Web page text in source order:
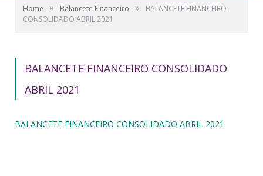
Home » Balancete Financeiro »
BALANCETE FINANCEIRO
CONSOLIDADO ABRIL 2021
BALANCETE FINANCEIRO CONSOLIDADO
ABRIL 2021
BALANCETE FINANCEIRO CONSOLIDADO ABRIL 2021